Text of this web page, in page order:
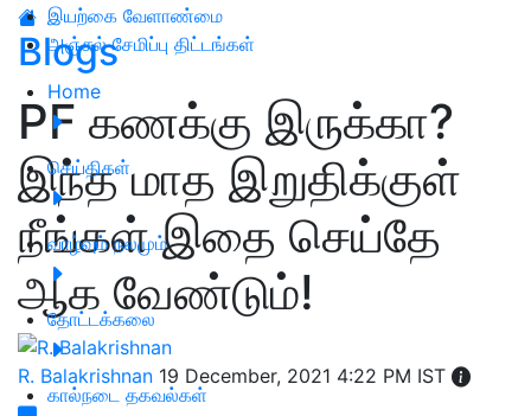
இயற்கை வேளாண்மை
அஞ்சல் சேமிப்பு திட்டங்கள்
Home
செய்திகள்
வாழ்வும் நலமும்
தோட்டக்கலை
கால்நடை தகவல்கள்
Blogs
PF கணக்கு இருக்கா?
இந்த மாத இறுதிக்குள்
நீங்கள் இதை செய்தே
ஆக வேண்டும்!
R. Balakrishnan 19 December, 2021 4:22 PM IST